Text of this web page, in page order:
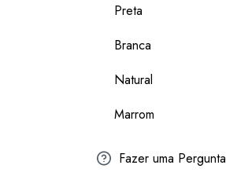
Preta
Branca
Natural
Marrom
Fazer uma Pergunta